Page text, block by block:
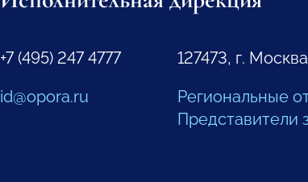
+7 (495) 247 4777
id@opora.ru
127473, г.
Региональные
Представители